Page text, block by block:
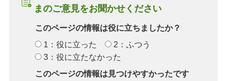
まのご意見をお聞かせください
このページの情報は役に立ちましたか？
1：役に立った
2：ふつう
3：役に立たなかった
このページの情報は見つけやすかったです